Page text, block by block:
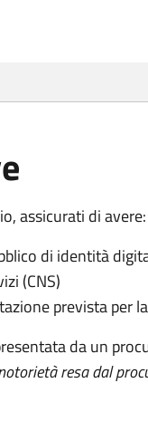
assicurati di avere:
di identità
(CNS)
prevista per
da un
resa dal